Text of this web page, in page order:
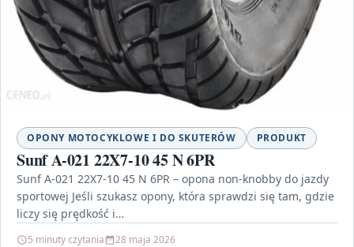
OPONY MOTOCYKLOWE I DO SKUTERÓW PRODUKT
Sunf A-021 22X7-10 45 N 6PR
Sunf A-021 22X7-10 45 N 6PR – opona non-knobby do jazdy
sportowej Jeśli szukasz opony, która sprawdzi się tam, gdzie
liczy się prędkość i…
5 minuty czytania 28 maja 2026